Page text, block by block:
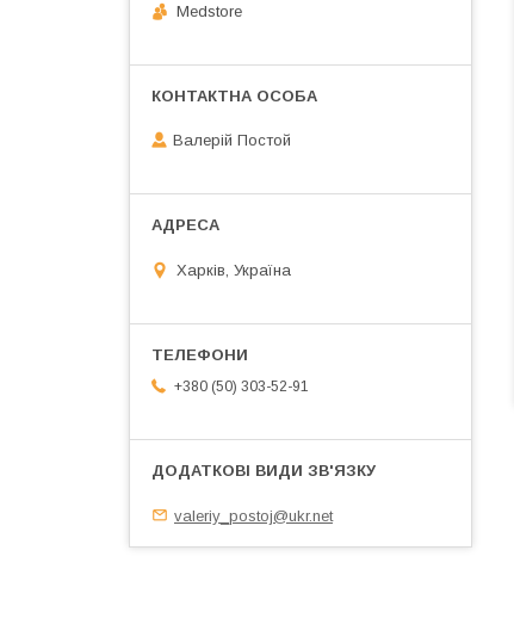
Medstore
Валерій Постой
Харків, Україна
+380 (50) 303-52-91
valeriy_postoj@ukr.net